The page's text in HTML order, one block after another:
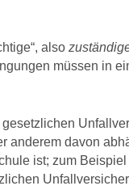
also
müssen in
anderem davon
ist; zum